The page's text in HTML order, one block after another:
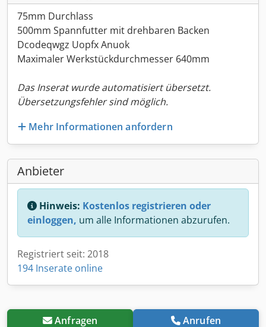
75mm Durchlass
500mm Spannfutter mit drehbaren Backen
Dcodeqwgz Uopfx Anuok
Maximaler Werkstückdurchmesser 640mm
Das Inserat wurde automatisiert übersetzt.
Übersetzungsfehler sind möglich.
Mehr Informationen anfordern
Anbieter
Hinweis: Kostenlos registrieren oder
einloggen, um alle Informationen abzurufen.
Registriert seit: 2018
194 Inserate online
Anfragen Anrufen